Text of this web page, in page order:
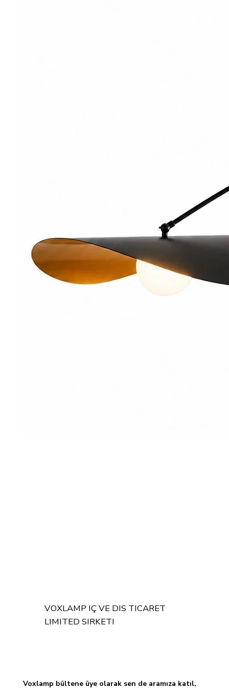
VOXLAMP IÇ VE DIS TICARET
LIMITED SIRKETI
Voxlamp bültene üye olarak sen de aramıza katıl,